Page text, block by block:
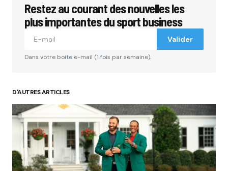
Restez au courant des nouvelles les
plus importantes du sport business
Valider
Dans votre boite e-mail (1 fois par semaine).
D'AUTRES ARTICLES